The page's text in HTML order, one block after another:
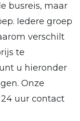
busreis, maar
Iedere groep
verschilt
te
u hieronder
Onze
uur contact